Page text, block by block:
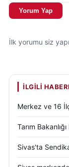
Yorum Yap
İlk yorumu siz
İLGILI
Merkez ve 16
Tarım
Sivas'ta